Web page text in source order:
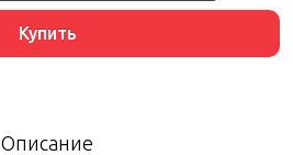
Купить
Описание